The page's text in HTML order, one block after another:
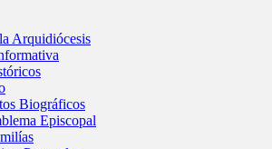
Arquidiócesis
Biográficos
Episcopal